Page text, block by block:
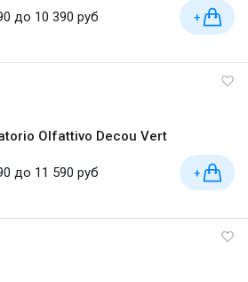
до 10 390 руб +
Olfattivo Decou Vert
до 11 590 руб +